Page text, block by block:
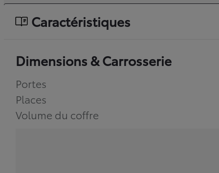
Caractéristiques
Dimensions & Carrosserie
Portes
Places
Volume du coffre